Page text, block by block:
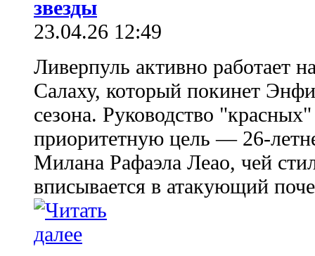
звезды
23.04.26 12:49
Ливерпуль активно работает
Салаху, который покинет
сезона. Руководство
приоритетную цель — 26-
Милана Рафаэла Леао, чей
вписывается в атакующий